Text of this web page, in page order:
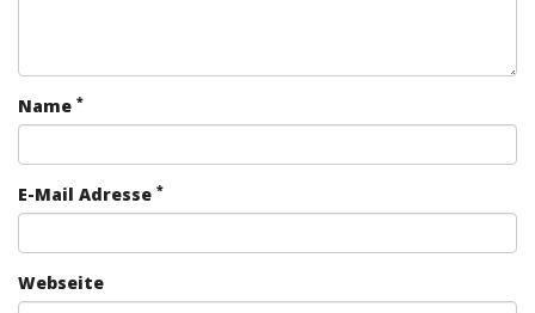
Name *
E-Mail Adresse *
Webseite